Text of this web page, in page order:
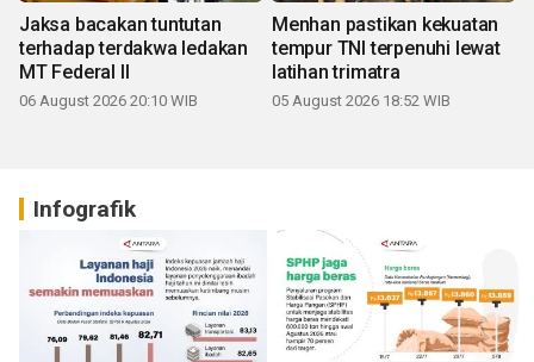
Jaksa bacakan tuntutan
terhadap terdakwa ledakan
MT Federal II
06 August 2026 20:10 WIB
Menhan pastikan kekuatan
tempur TNI terpenuhi lewat
latihan trimatra
05 August 2026 18:52 WIB
Infografik